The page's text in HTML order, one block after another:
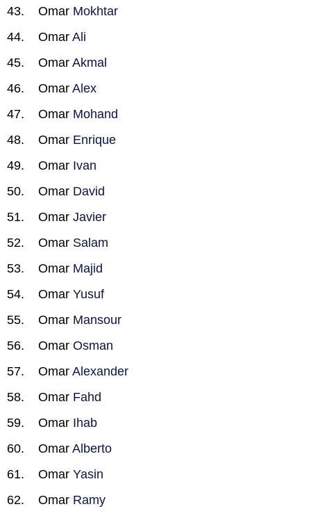
Omar Mokhtar
Omar Ali
Omar Akmal
Omar Alex
Omar Mohand
Omar Enrique
Omar Ivan
Omar David
Omar Javier
Omar Salam
Omar Majid
Omar Yusuf
Omar Mansour
Omar Osman
Omar Alexander
Omar Fahd
Omar Ihab
Omar Alberto
Omar Yasin
Omar Ramy